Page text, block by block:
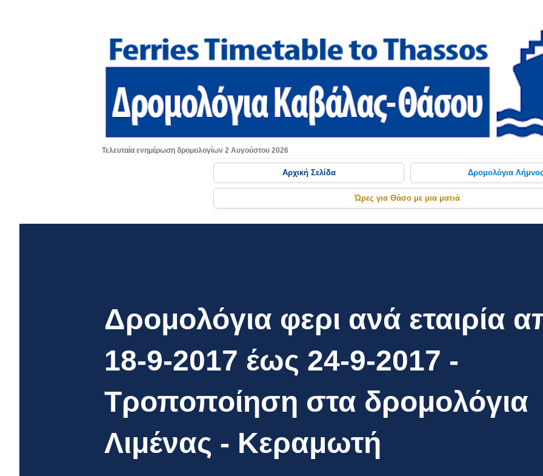
Τελευταία ενημέρωση δρομολογίων 2 Αυγούστου 2026
Αρχική Σελίδα Δρομολόγια
Ώρες για Θάσο με μια ματιά
Δρομολόγια φερι ανά εταιρία
18-9-2017 έως 24-9-2017 -
Τροποποίηση στα δρομολόγια
Λιμένας - Κεραμωτή